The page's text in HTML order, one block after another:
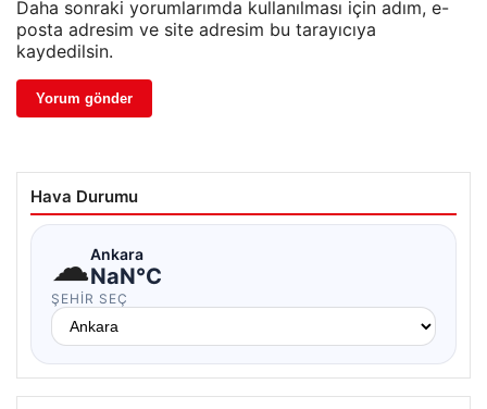
Daha sonraki yorumlarımda kullanılması için adım, e-
posta adresim ve site adresim bu tarayıcıya
kaydedilsin.
Hava Durumu
☁Ankara
NaN°C
ŞEHIR SEÇ